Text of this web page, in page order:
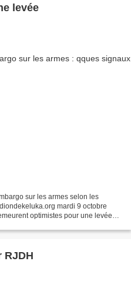
levée
sur les armes selon les
mardi 9 octobre
optimistes pour une levée
RJDH